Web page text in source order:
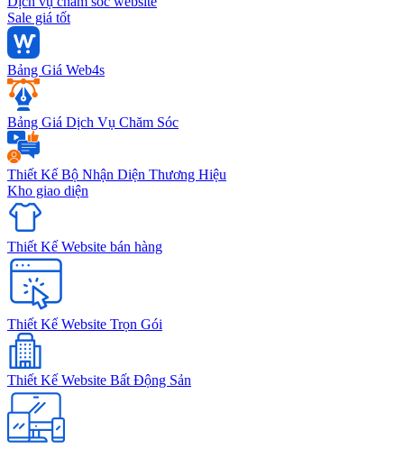
Sale giá tốt
Bảng Giá Web4s
Bảng Giá Dịch Vụ Chăm Sóc
Thiết Kế Bộ Nhận Diện Thương Hiệu
Kho giao diện
Thiết Kế Website bán hàng
Thiết Kế Website Trọn Gói
Thiết Kế Website Bất Động Sản